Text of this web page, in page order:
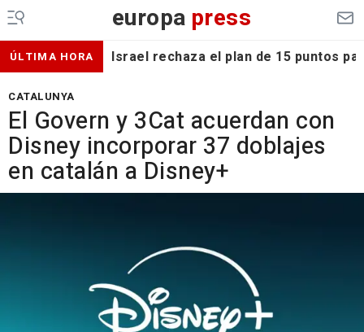
europa press
ÚLTIMA HORA Israel rechaza el plan de 15 puntos
CATALUNYA
El Govern y 3Cat acuerdan con
Disney incorporar 37 doblajes
en catalán a Disney+